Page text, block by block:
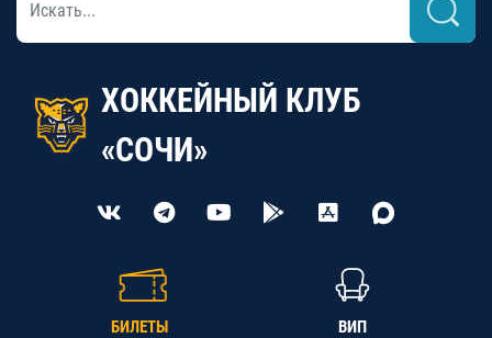
ХОККЕЙНЫЙ КЛУБ
«СОЧИ»
БИЛЕТЫ ВИП